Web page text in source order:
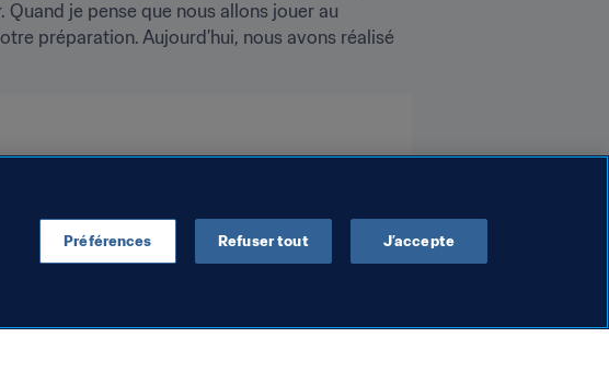
je pense que nous allons jouer au
préparation. Aujourd’hui, nous avons réalisé
Préférences Refuser tout J’accepte